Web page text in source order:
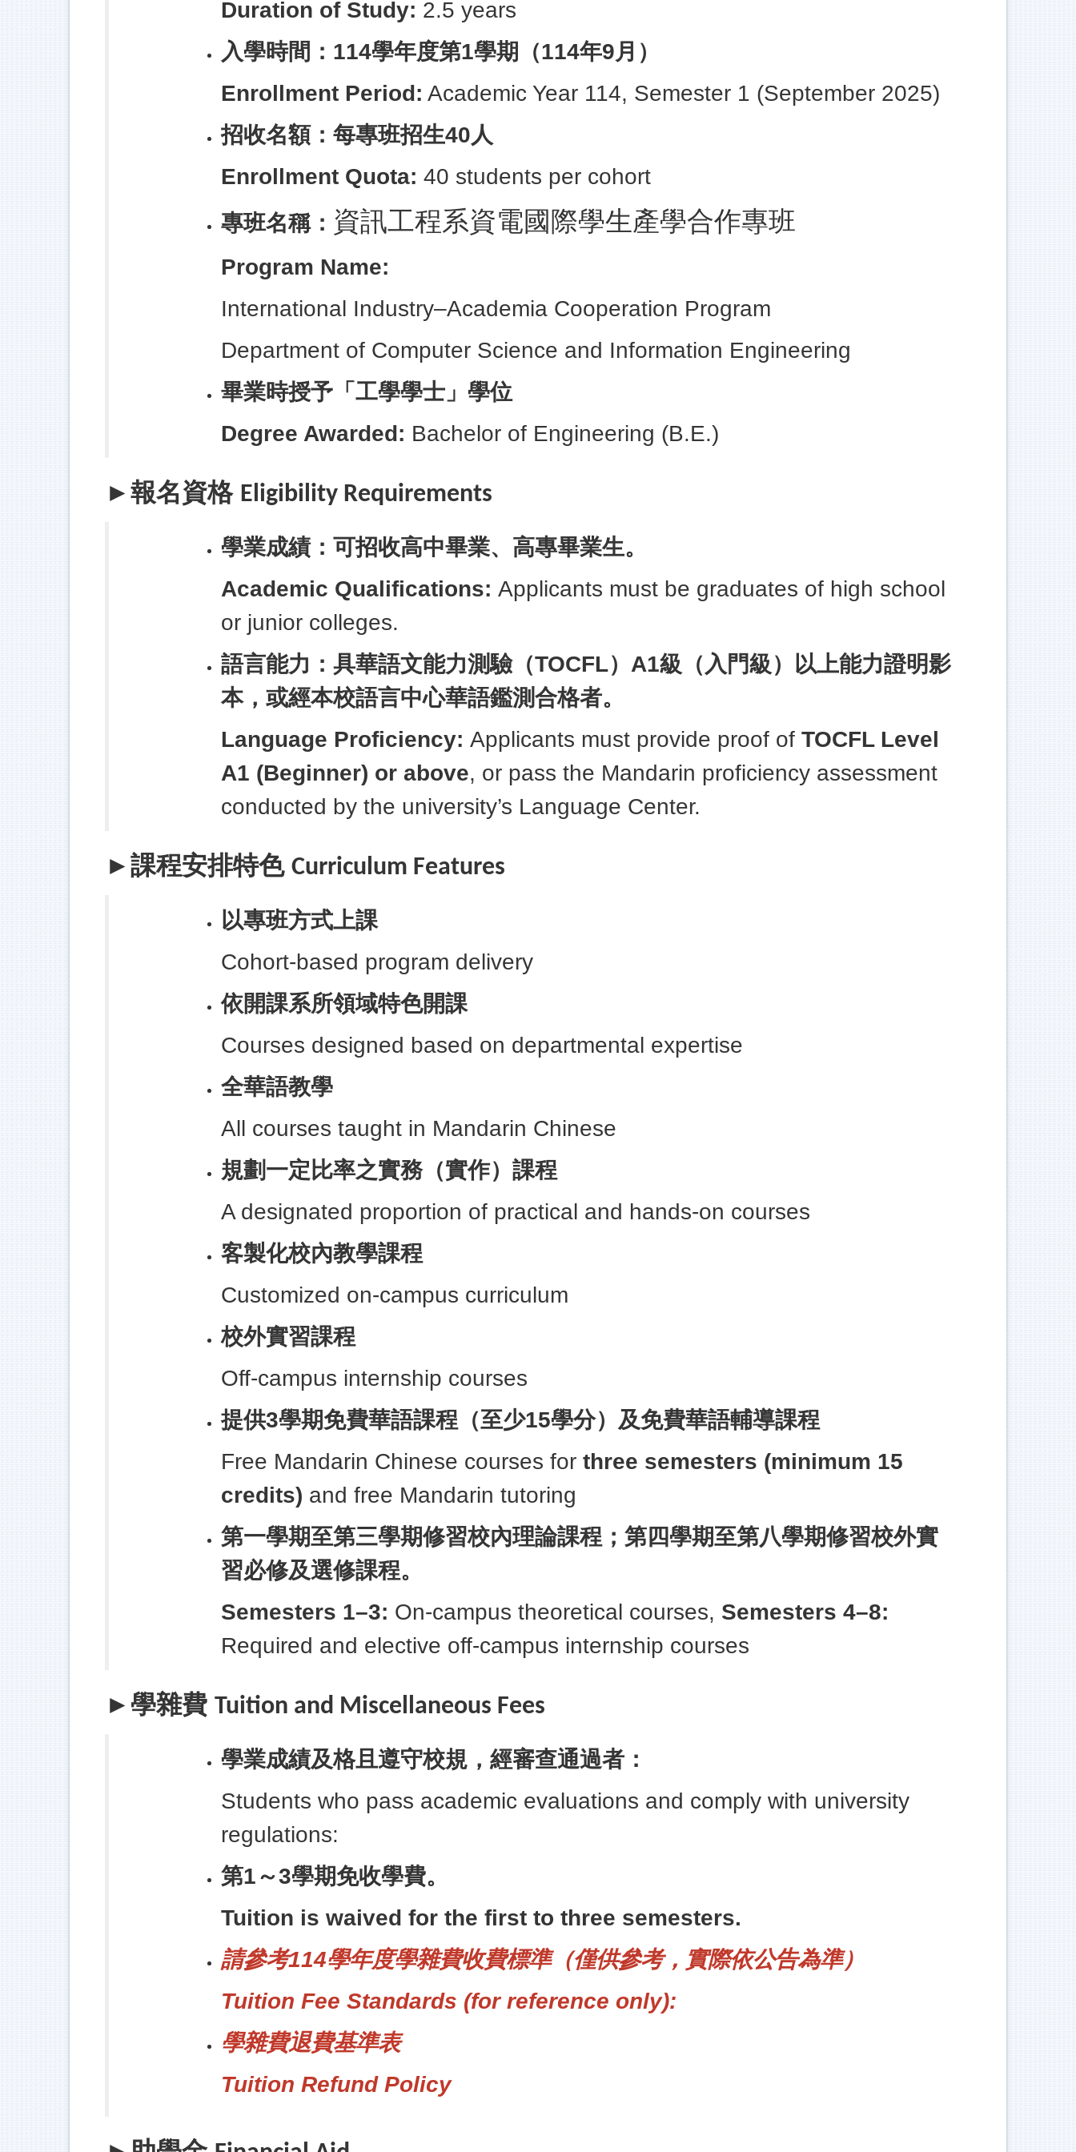
Duration of Study: 2.5 years
入學時間：114學年度第1學期（114年9月）
Enrollment Period: Academic Year 114, Semester 1 (September 2025)
招收名額：每專班招生40人
Enrollment Quota: 40 students per cohort
專班名稱： 資訊工程系資電國際學生產學合作專班
Program Name:
International Industry–Academia Cooperation Program
Department of Computer Science and Information Engineering
畢業時授予「工學學士」學位
Degree Awarded: Bachelor of Engineering (B.E.)
► 報名資格 Eligibility Requirements
學業成績：可招收高中畢業、高專畢業生。
Academic Qualifications: Applicants must be graduates of high school
or junior colleges.
語言能力：具華語文能力測驗（TOCFL）A1級（入門級）以上能力證明影
本，或經本校語言中心華語鑑測合格者。
Language Proficiency: Applicants must provide proof of TOCFL Level
A1 (Beginner) or above, or pass the Mandarin proficiency assessment
conducted by the university’s Language Center.
► 課程安排特色 Curriculum Features
以專班方式上課
Cohort-based program delivery
依開課系所領域特色開課
Courses designed based on departmental expertise
全華語教學
All courses taught in Mandarin Chinese
規劃一定比率之實務（實作）課程
A designated proportion of practical and hands-on courses
客製化校內教學課程
Customized on-campus curriculum
校外實習課程
Off-campus internship courses
提供3學期免費華語課程（至少15學分）及免費華語輔導課程
Free Mandarin Chinese courses for three semesters (minimum 15
credits) and free Mandarin tutoring
第一學期至第三學期修習校內理論課程； 第四學期至第八學期修習校外實
習必修及選修課程。
Semesters 1–3: On-campus theoretical courses, Semesters 4–8:
Required and elective off-campus internship courses
► 學雜費 Tuition and Miscellaneous Fees
學業成績及格且遵守校規，經審查通過者：
Students who pass academic evaluations and comply with university
regulations:
第1～3學期免收學費。
Tuition is waived for the first to three semesters.
請參考114學年度學雜費收費標準（僅供參考，實際依公告為準）
Tuition Fee Standards (for reference only):
學雜費退費基準表
Tuition Refund Policy